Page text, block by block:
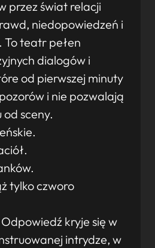
przez świat relacji
niedopowiedzeń i
To teatr pełen
dialogów i
od pierwszej minuty
i nie pozwalają
sceny.
tylko czworo
kryje się w
intrydze, w